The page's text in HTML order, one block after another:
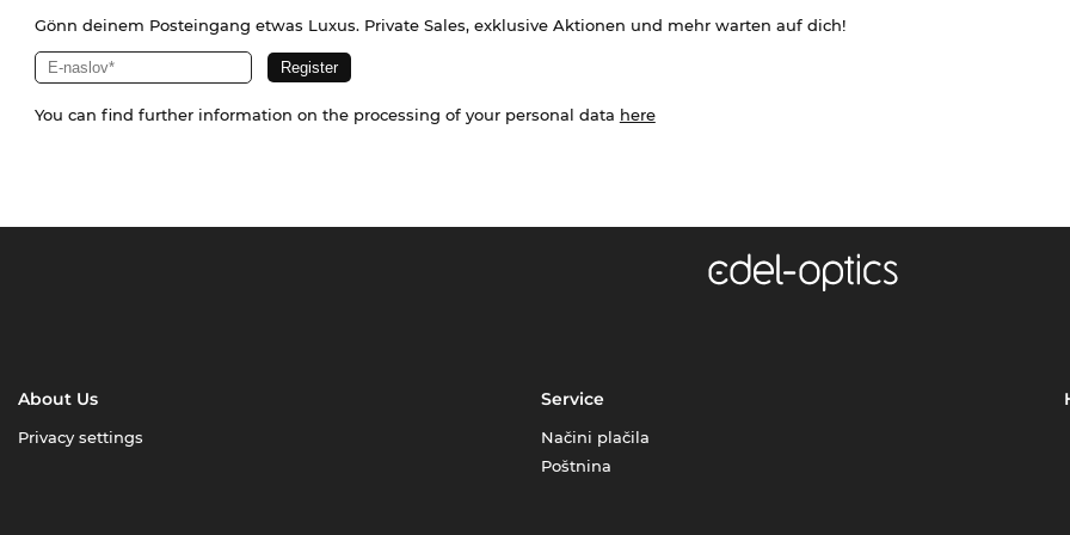
Gönn deinem Posteingang etwas Luxus. Private Sales, exklusive Aktionen und mehr warten auf dich!
You can find further information on the processing of your personal data here
About Us
Privacy settings
Service
Načini plačila
Poštnina